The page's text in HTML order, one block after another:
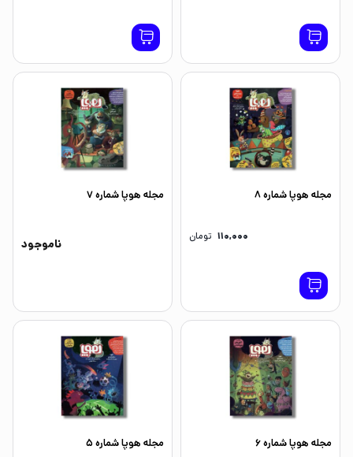
مجله هوپا شماره 8
110,000 تومان
مجله هوپا شماره 7
ناموجود
مجله هوپا شماره 6 مجله هوپا شماره 5